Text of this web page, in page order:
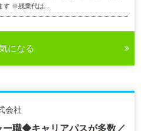
す ※残業代は...
になる
会社
ー職◆キャリアパスが多数／